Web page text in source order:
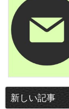
新しい記事